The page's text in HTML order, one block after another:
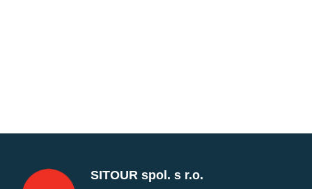
SITOUR spol. s r.o.